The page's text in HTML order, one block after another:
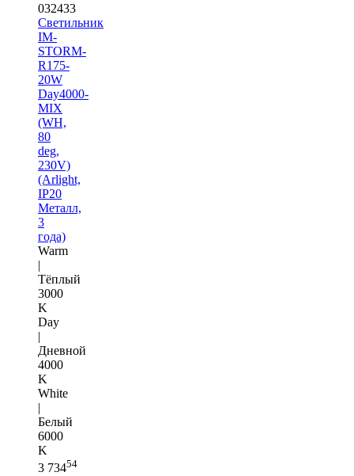
032433
Светильник
IM-
STORM-
R175-
20W
Day4000-
MIX
(WH,
80
deg,
230V)
(Arlight,
IP20
Металл,
3
года)
Warm
|
Тёплый
3000
K
Day
|
Дневной
4000
K
White
|
Белый
6000
K
3 73454